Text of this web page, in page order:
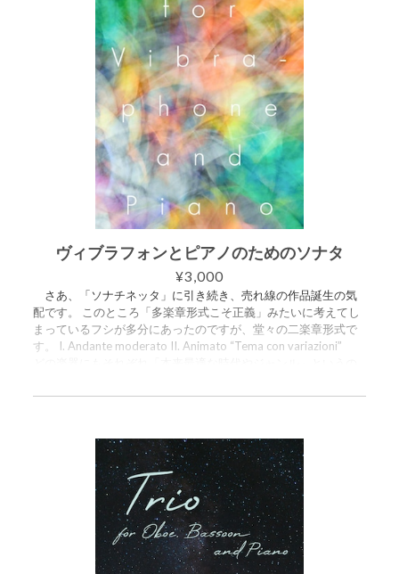
ラフォンの楽譜がセットになっています。 ご購入いただくと、
6つのPDFが入ったZIPファイルをダウンロードできます。 ・ス
コア譜 13ページ ・パート譜（ヴィブラフォン1） 4ページ
・パート譜（ヴィブラフォン2） 4ページ ・パート譜（ピアノ
1） 8ページ ・パート譜（ピアノ2） 6ページ ・パート譜
（ヴィブラフォン2台併記） 6ページ ＋＋＋＋ この曲は2026
年7月22日のライブ配信コンサートにて初演されました。 http
s://www.youtube.com/live/s-8W6nQXvk0?si=nVBVMvit-JwjeN
ヴィブラフォンとピアノのためのソナタ
¥3,000
さあ、「ソナチネッタ」に引き続き、売れ線の作品誕生の気
配です。 このところ「多楽章形式こそ正義」みたいに考えてし
まっているフシが多分にあったのですが、堂々の二楽章形式で
す。 I. Andante moderato II. Animato “Tema con variazioni”
暴なところから、「マリンバなら近代吹奏楽か現代作品」とい
ますか？ 今回は、私が考えるヴィブラフォンの本流に近い時
代と、そこから大きく離れた時代ーーその二つの「点」を結ん
でみました。 第一楽章はソナタを名乗る以上、ソナタ形式で
す。とはいえ、音選びはかなりポップな……という表現が適して
いるかは分かりませんが、一ヶ所だけ、スタイルを優先して装
飾音の省略を認めた箇所があるほど、ライトな聴き心地の作品
です。 対して第二楽章は、かなり旧いスタイルのテーマと変
奏曲です。途中からジャンルを超えた事をしようかとも考えた